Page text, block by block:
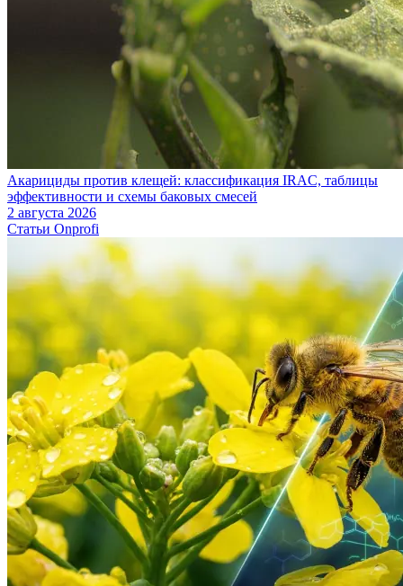
Акарициды против клещей: классификация IRAC, таблицы
эффективности и схемы баковых смесей
2 августа 2026
Статьи Onprofi